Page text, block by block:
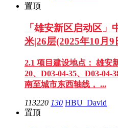
置顶
「雄安新区启动区」
米|26层(2025年10月9
2.1 项目建设地点： 雄安
20、D03-04-35、D03-04-
南至城市东西轴线， ...
113220 130 HBU_David
置顶